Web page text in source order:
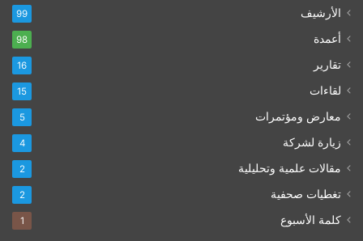
الأرشيف 99
أعمدة 98
تقارير 16
لقاءات 15
معارض ومؤتمرات 5
زيارة لشركة 4
مقالات علمية وتحليلية 2
تغطيات صحفية 2
كلمة الأسبوع 1